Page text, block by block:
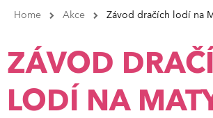
Home Akce Závod dračích lodí na
ZÁVOD
LODÍ NA